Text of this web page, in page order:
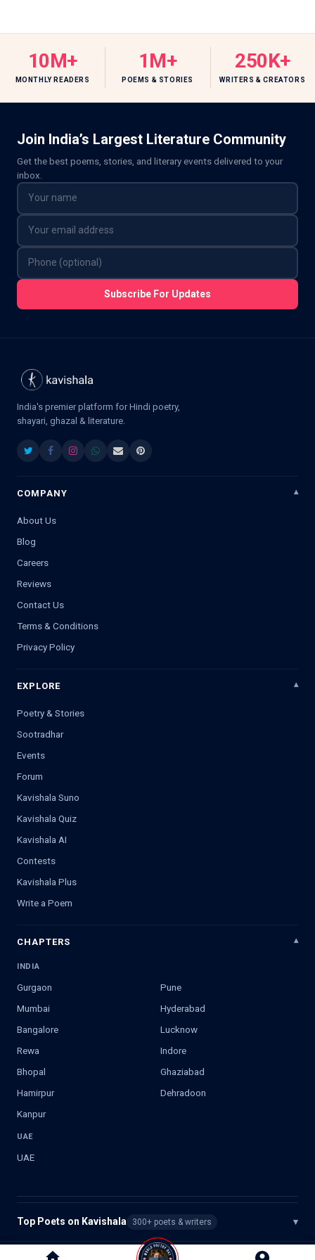
10M+
MONTHLY READERS
1M+
POEMS & STORIES
250K+
WRITERS & CREATORS
Join India’s Largest Literature Community
Get the best poems, stories, and literary events delivered to your
inbox.
Subscribe For Updates
India's premier platform for Hindi poetry,
shayari, ghazal & literature.
COMPANY
About Us
Blog
Careers
Reviews
Contact Us
Terms & Conditions
Privacy Policy
EXPLORE
Poetry & Stories
Sootradhar
Events
Forum
Kavishala Suno
Kavishala Quiz
Kavishala AI
Contests
Kavishala Plus
Write a Poem
CHAPTERS
INDIA
Gurgaon
Pune
Mumbai
Hyderabad
Bangalore
Lucknow
Rewa
Indore
Bhopal
Ghaziabad
Hamirpur
Dehradoon
Kanpur
UAE
UAE
Top Poets on Kavishala 300+ poets & writers ▾